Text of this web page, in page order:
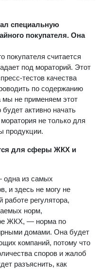
специальную
покупателя. Она
считается
под мораторий. Этот
тестов качества
по содержанию
мы не применяем этот
активно начать
не только для
продукции.
для сферы ЖКХ и
одна из самых
и здесь не могу не
работе регулятора,
норм,
ЖКХ, — норма по
домами. Она будет
компаний, потому что
споров и жалоб
разъяснить, как